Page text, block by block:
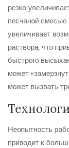
резко
песчаной
увеличивает
раствора, что
быстрого
может
может вызвать
Неопытность
приводит к